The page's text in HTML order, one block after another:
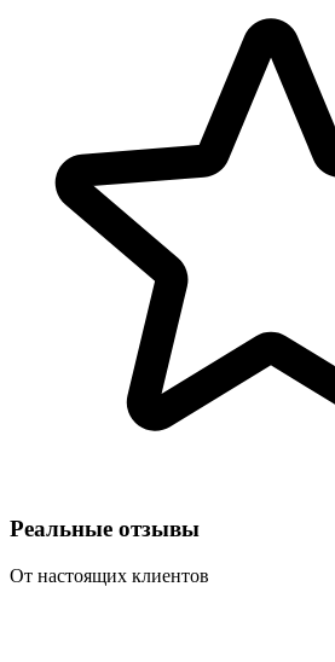
Реальные отзывы
От настоящих клиентов